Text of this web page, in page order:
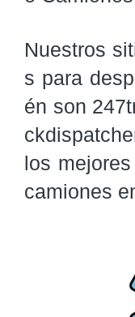
Nuestros
s para
én son
los
camiones